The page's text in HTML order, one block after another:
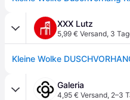
XXX Lutz
5,99 € Versand, 3
Galeria
4,95 € Versand, 2–3